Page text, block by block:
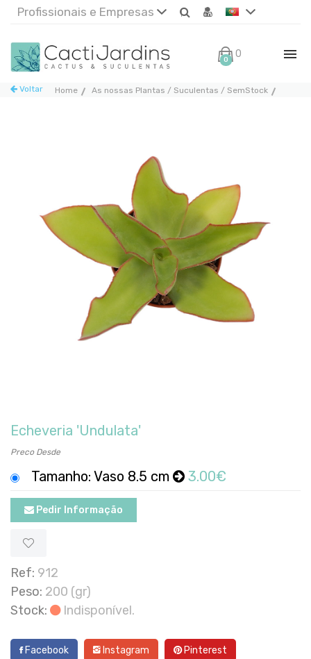
Profissionais e Empresas
0 0€
Home As nossas Plantas / Suculentas / SemStock
Voltar
Echeveria 'Undulata'
Preco Desde
Tamanho: Vaso 8.5 cm 3.00€
Pedir Informação
Ref: 912
Peso: 200 (gr)
Stock:
Indisponível.
Facebook Instagram Pinterest